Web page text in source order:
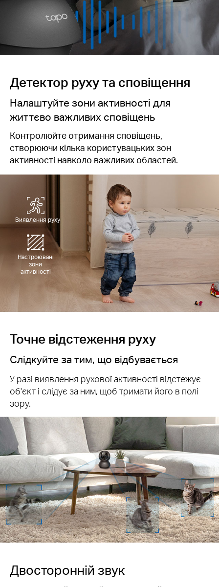
Детектор руху та сповіщення
Налаштуйте зони активності для
життєво важливих сповіщень
Контролюйте отримання сповіщень,
створюючи кілька користувацьких зон
активності навколо важливих областей.
Виявлення руху
Настроювані
зони
активності
Точне відстеження руху
Слідкуйте за тим, що відбувається
У разі виявлення рухової активності відстежує
об'єкт і слідує за ним, щоб тримати його в полі
зору.
Двосторонній звук